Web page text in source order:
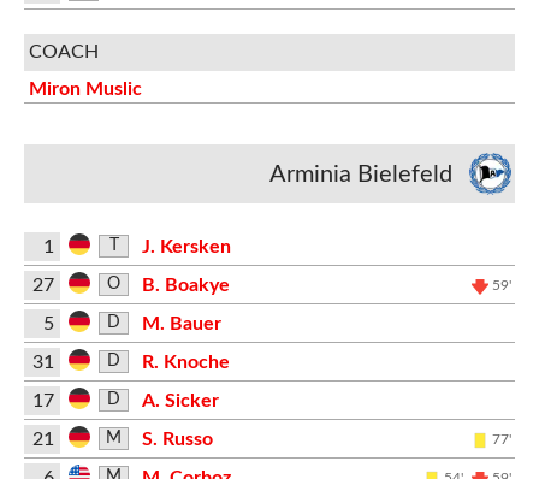
COACH
Miron Muslic
Arminia Bielefeld
1
J. Kersken
27
O B. Boakye 59'
5 D
M. Bauer
31
D
R. Knoche
17
D
A. Sicker
21
M S. Russo 77'